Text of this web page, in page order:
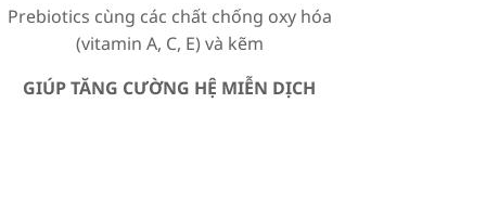
Prebiotics cùng các chất chống oxy hóa
(vitamin A, C, E) và kẽm
GIÚP TĂNG CƯỜNG HỆ MIỄN DỊCH